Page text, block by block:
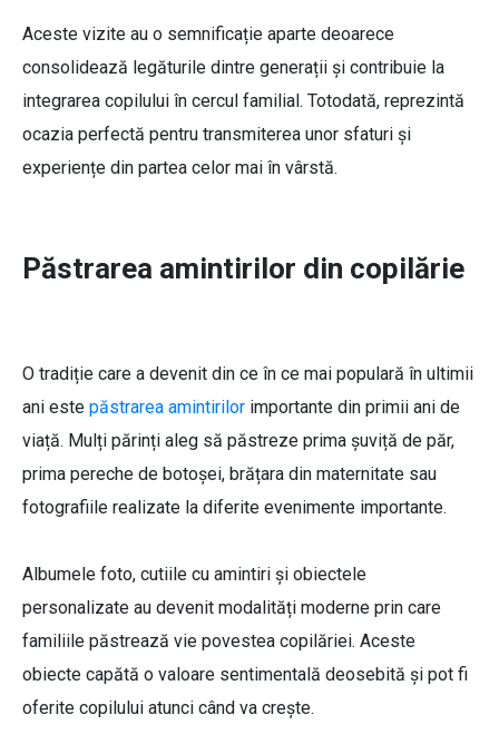
Aceste vizite au o semnificație aparte deoarece
consolidează legăturile dintre generații și contribuie la
integrarea copilului în cercul familial. Totodată, reprezintă
ocazia perfectă pentru transmiterea unor sfaturi și
experiențe din partea celor mai în vârstă.
Păstrarea amintirilor din copilărie
O tradiție care a devenit din ce în ce mai populară în ultimii
ani este păstrarea amintirilor importante din primii ani de
viață. Mulți părinți aleg să păstreze prima șuviță de păr,
prima pereche de botoșei, brățara din maternitate sau
fotografiile realizate la diferite evenimente importante.
Albumele foto, cutiile cu amintiri și obiectele
personalizate au devenit modalități moderne prin care
familiile păstrează vie povestea copilăriei. Aceste
obiecte capătă o valoare sentimentală deosebită și pot fi
oferite copilului atunci când va crește.